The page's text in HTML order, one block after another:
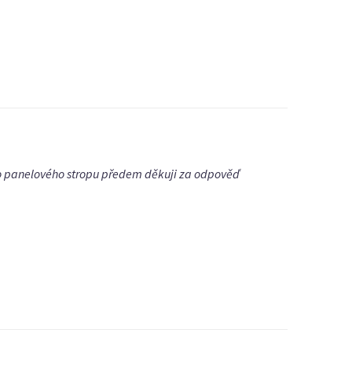
stropu předem děkuji za odpověď